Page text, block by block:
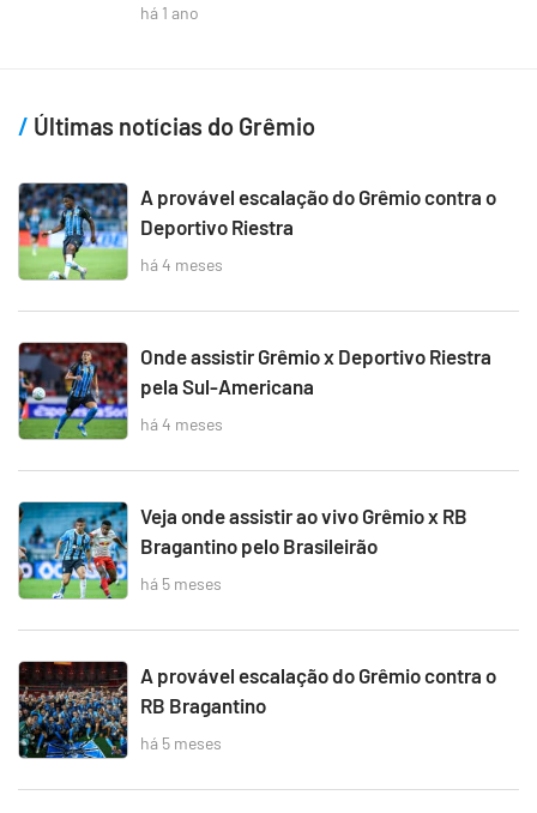
há 1 ano
Últimas notícias do Grêmio
A provável escalação do Grêmio contra o
Deportivo Riestra
há 4 meses
Onde assistir Grêmio x Deportivo Riestra
pela Sul-Americana
há 4 meses
Veja onde assistir ao vivo Grêmio x RB
Bragantino pelo Brasileirão
há 5 meses
A provável escalação do Grêmio contra o
RB Bragantino
há 5 meses